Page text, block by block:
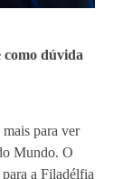
como dúvida
para ver
Mundo. O
a Filadélfia